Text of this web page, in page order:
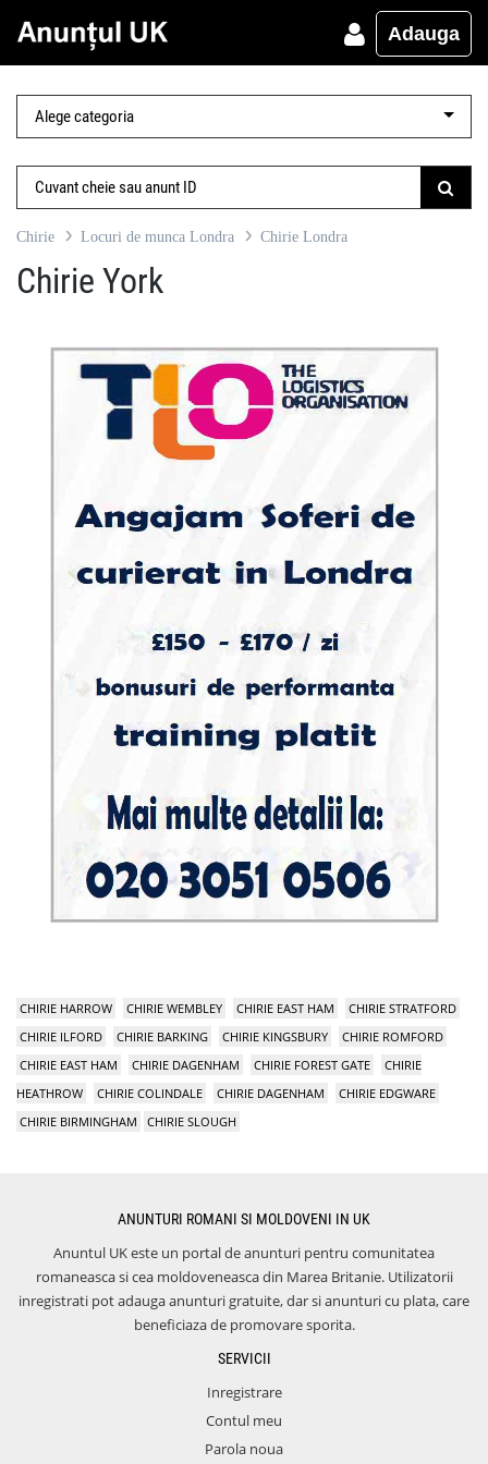
Adauga
Chirie Locuri de munca Londra Chirie Londra
Chirie York
CHIRIE HARROW CHIRIE WEMBLEY CHIRIE EAST HAM
CHIRIE STRATFORD
CHIRIE ILFORD
CHIRIE BARKING CHIRIE KINGSBURY
CHIRIE ROMFORD
CHIRIE EAST HAM
CHIRIE DAGENHAM CHIRIE FOREST GATE
CHIRIE
HEATHROW
CHIRIE COLINDALE CHIRIE DAGENHAM
CHIRIE EDGWARE
CHIRIE BIRMINGHAM
CHIRIE SLOUGH
ANUNTURI ROMANI SI MOLDOVENI IN UK
Anuntul UK este un portal de anunturi pentru comunitatea
romaneasca si cea moldoveneasca din Marea Britanie. Utilizatorii
inregistrati pot adauga anunturi gratuite, dar si anunturi cu plata, care
beneficiaza de promovare sporita.
SERVICII
Inregistrare
Contul meu
Parola noua